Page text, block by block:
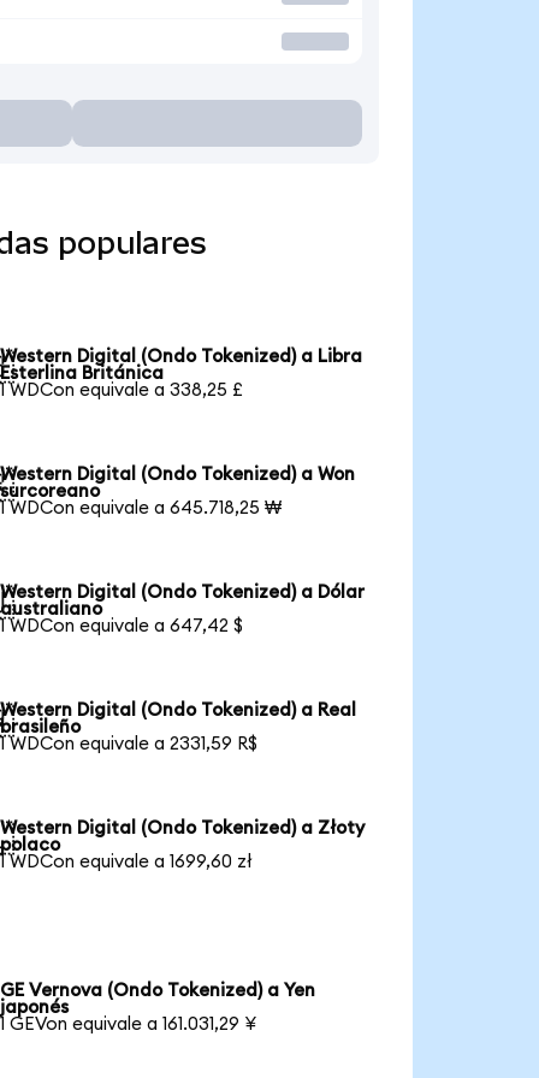
populares
Western Digital (Ondo Tokenized) a Libra
Esterlina Británica
1 WDCon equivale a 338,25 £
Western Digital (Ondo Tokenized) a Won
surcoreano
1 WDCon equivale a 645.718,25 ₩
Western Digital (Ondo Tokenized) a Dólar
australiano
1 WDCon equivale a 647,42 $
Western Digital (Ondo Tokenized) a Real
brasileño
1 WDCon equivale a 2331,59 R$
Western Digital (Ondo Tokenized) a Złoty
polaco
1 WDCon equivale a 1699,60 zł
GE Vernova (Ondo Tokenized) a Yen
japonés
1 GEVon equivale a 161.031,29 ¥